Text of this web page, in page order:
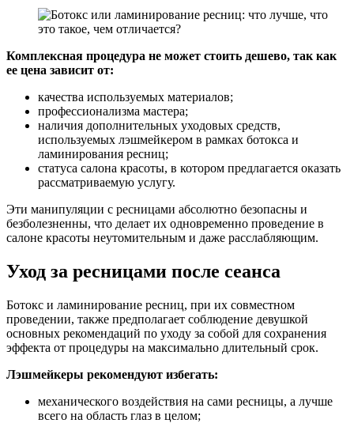
Комплексная процедура не может стоить дешево, так как
ее цена зависит от:
качества используемых материалов;
профессионализма мастера;
наличия дополнительных уходовых средств,
используемых лэшмейкером в рамках ботокса и
ламинирования ресниц;
статуса салона красоты, в котором предлагается оказать
рассматриваемую услугу.
Эти манипуляции с ресницами абсолютно безопасны и
безболезненны, что делает их одновременно проведение в
салоне красоты неутомительным и даже расслабляющим.
Уход за ресницами после сеанса
Ботокс и ламинирование ресниц, при их совместном
проведении, также предполагает соблюдение девушкой
основных рекомендаций по уходу за собой для сохранения
эффекта от процедуры на максимально длительный срок.
Лэшмейкеры рекомендуют избегать:
механического воздействия на сами ресницы, а лучше
всего на область глаз в целом;